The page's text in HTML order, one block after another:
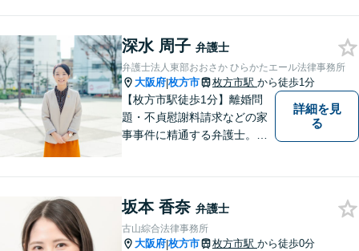
ヒアリングし、あらゆる観点
から解決策をご提案してまい
ります。
深水 周子 弁護士
弁護士法人東部おおさか ひらかたエール法律事務所
大阪府|枚方市 枚方市駅 から徒歩1分
【枚方市駅徒歩1分】離婚問
題・不貞慰謝料請求などの家
事事件に精通する弁護士。依
致します。どんなお悩みで
も、ご相談ください。【キッ
ズスペースあり】
詳細を見
る
坂本 香奈 弁護士
古山綜合法律事務所
大阪府|枚方市 枚方市駅 から徒歩0分